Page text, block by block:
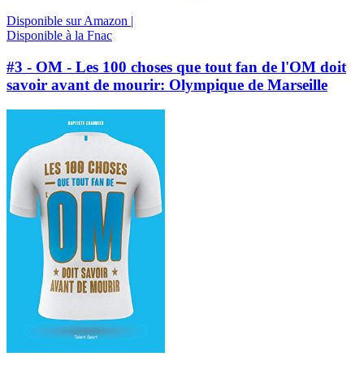
Disponible sur Amazon |
Disponible à la Fnac
#3 - OM - Les 100 choses que tout fan de l'OM doit
savoir avant de mourir: Olympique de Marseille